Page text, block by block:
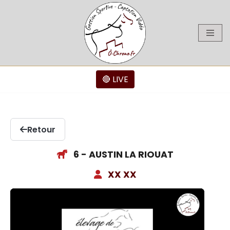
🔴 LIVE
Retour
6 - AUSTIN LA RIOUAT
XX XX